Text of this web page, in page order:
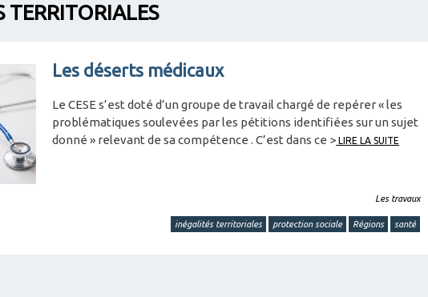
TERRITORIALES
Les déserts médicaux
Le CESE s’est doté d’un groupe de travail chargé de repérer « les
problématiques soulevées par les pétitions identifiées sur un sujet
donné » relevant de sa compétence . C’est dans ce > LIRE LA SUITE
Les travaux
inégalités territoriales protection sociale Régions santé